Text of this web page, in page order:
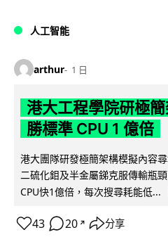
人工智能
arthur 1 日
港大工程學院研極
勝標準 CPU 1 億倍
港大團隊研發極簡架構模擬內容
二硫化鉬及半金屬銻克服傳輸瓶
CPU快1億倍，每次搜尋耗能低...
43 20 ↗ 分享